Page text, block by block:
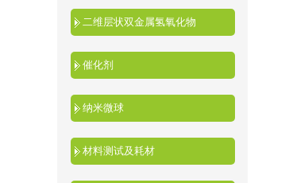
二维层状双金属氢氧化物
催化剂
纳米微球
材料测试及耗材